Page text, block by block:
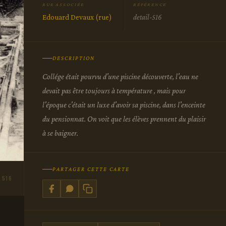
516
RUE ASSOCIÉE
Edouard Devaux (rue)
RÉFÉRENCE
detail-516
DESCRIPTION
Collége était pourvu d'une piscine découverte, l'eau ne
devait pas être toujours à température , mais pour
l'époque c'était un luxe d'avoir sa piscine, dans l'enceinte
du pensionnat. On voit que les élèves prennent du plaisir
à se baigner.
PARTAGER CETTE CARTE